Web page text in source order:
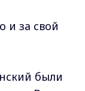
и за свой
были